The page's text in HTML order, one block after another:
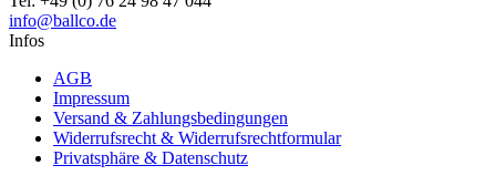
info@ballco.de
Infos
AGB
Impressum
Versand & Zahlungsbedingungen
Widerrufsrecht & Widerrufsrechtformular
Privatsphäre & Datenschutz